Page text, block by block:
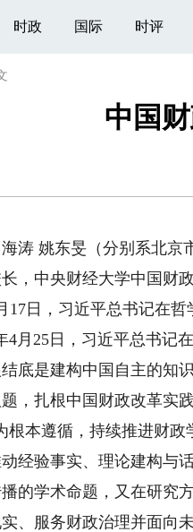
时政 国际 时评
中国
姚东旻（分别系北京
，中央财经大学中国财
日，习近平总书记在哲
4月25日，习近平总书记
底是建构中国自主的知
，扎根中国财政改革实
根本遵循，持续推进财
经验事实、理论建构与
的学术命题，又在研究
、服务财政治理并面向